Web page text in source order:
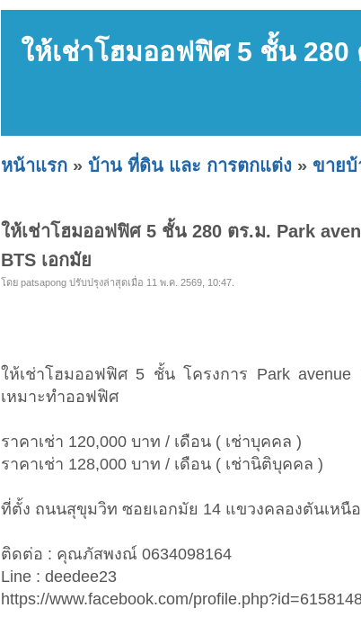
ให้เช่าโฮมออฟฟิศ 5 ชั้น 280
หน้าแรก » บ้าน ที่ดิน และ การตกแต่ง » ขาย
ให้เช่าโฮมออฟฟิศ 5 ชั้น 280 ตร.ม. Park
BTS เอกมัย
โดย patsapong ปรับปรุงล่าสุดเมื่อ 11 พ.ค. 2569, 10:47.
ให้เช่าโฮมออฟฟิศ 5 ชั้น โครงการ Park avenue
เหมาะทำออฟฟิศ
ราคาเช่า 120,000 บาท / เดือน ( เช่าบุคคล )
ราคาเช่า 128,000 บาท / เดือน ( เช่านิติบุคคล )
ที่ตั้ง ถนนสุขุมวิท ซอยเอกมัย 14 แขวงคลองตันเหนื
ติดต่อ : คุณภัสพงณ์ 0634098164
Line : deedee23
https://www.facebook.com/